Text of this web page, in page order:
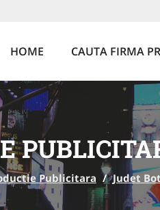
HOME CAUTA FIRMA
Publicitara / Judet